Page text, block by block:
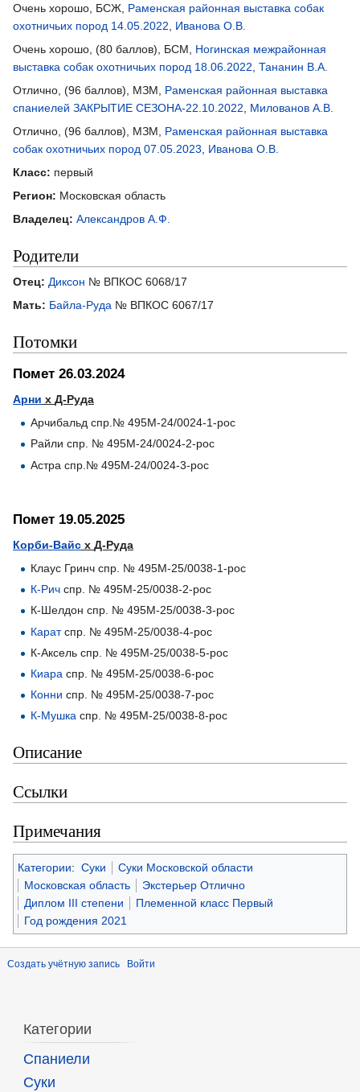
Очень хорошо, БСЖ, Раменская районная выставка собак
охотничьих пород 14.05.2022
Иванова О.В.
Очень хорошо, (80 баллов), БСМ, Ногинская межрайонная
выставка собак охотничьих пород 18.06.2022 Тананин В.А.
Отлично, (96 баллов), МЗМ, Раменская районная выставка
спаниелей ЗАКРЫТИЕ СЕЗОНА-22.10.2022
Милованов А.В.
Отлично, (96 баллов), МЗМ, Раменская районная выставка
собак охотничьих пород 07.05.2023
Иванова О.В.
Класс: первый
Регион: Московская область
Владелец: Александров А.Ф.
Родители
Отец: Диксон № ВПКОС 6068/17
Мать: Байла-Руда № ВПКОС 6067/17
Потомки
Помет 26.03.2024
Арни x Д-Руда
Арчибальд спр.№ 495М-24/0024-1-рос
Райли спр. № 495М-24/0024-2-рос
Астра спр.№ 495М-24/0024-3-рос
Помет 19.05.2025
Корби-Вайс x Д-Руда
Клаус Гринч спр. № 495М-25/0038-1-рос
К-Рич спр. № 495М-25/0038-2-рос
К-Шелдон спр. № 495М-25/0038-3-рос
Каратспр. № 495М-25/0038-4-рос
К-Аксель спр. № 495М-25/0038-5-рос
Киара спр. № 495М-25/0038-6-рос
Конни спр. № 495М-25/0038-7-рос
К-Мушка спр. № 495М-25/0038-8-рос
Описание
Ссылки
Примечания
Категории: Суки
Суки Московской области
Московская область
Экстерьер Отлично
Диплом III степени
Племенной класс Первый
Год рождения 2021
Создать учётную запись Войти
Категории
Спаниели
Суки